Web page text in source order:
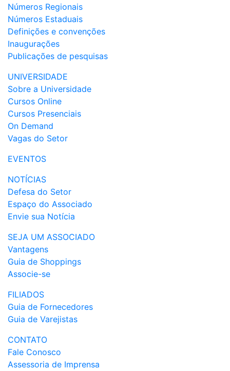
Números Regionais
Números Estaduais
Definições e convenções
Inaugurações
Publicações de pesquisas
UNIVERSIDADE
Sobre a Universidade
Cursos Online
Cursos Presenciais
On Demand
Vagas do Setor
EVENTOS
NOTÍCIAS
Defesa do Setor
Espaço do Associado
Envie sua Notícia
SEJA UM ASSOCIADO
Vantagens
Guia de Shoppings
Associe-se
FILIADOS
Guia de Fornecedores
Guia de Varejistas
CONTATO
Fale Conosco
Assessoria de Imprensa